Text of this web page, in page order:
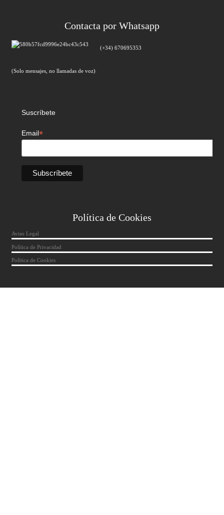
Contacta por Whatsapp
(+34) 670695353
(Solo mensajes, no llamadas de voz)
Suscríbete
Email*
Política de Cookies
Aviso Legal
Política de Privacidad
Política de Cookies